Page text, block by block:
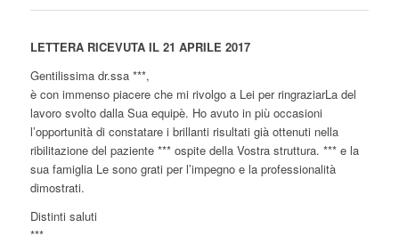
LETTERA RICEVUTA IL 21 APRILE 2017
Gentilissima dr.ssa ***,
è con immenso piacere che mi rivolgo a Lei per ringraziarLa del
lavoro svolto dalla Sua equipè. Ho avuto in più occasioni
l’opportunità di constatare i brillanti risultati già ottenuti nella
ribilitazione del paziente *** ospite della Vostra struttura. *** e la
sua famiglia Le sono grati per l’impegno e la professionalità
dimostrati.
Distinti saluti
***